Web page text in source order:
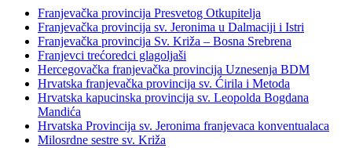
Franjevačka provincija Presvetog Otkupitelja
Franjevačka provincija sv. Jeronima u Dalmaciji i Istri
Franjevačka provincija Sv. Križa – Bosna Srebrena
Franjevci trećoredci glagoljaši
Hercegovačka franjevačka provincija Uznesenja BDM
Hrvatska franjevačka provincija sv. Ćirila i Metoda
Hrvatska kapucinska provincija sv. Leopolda Bogdana
Mandića
Hrvatska Provincija sv. Jeronima franjevaca konventualaca
Milosrdne sestre sv. Križa